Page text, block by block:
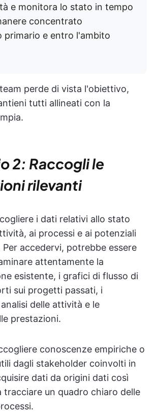
e monitora lo stato in tempo
concentrato
primario e entro l'ambito
perde di vista l'obiettivo,
tutti allineati con la
2: Raccogli le
rilevanti
i dati relativi allo stato
ai processi e ai potenziali
accedervi, potrebbe essere
attentamente la
esistente, i grafici di flusso di
sui progetti passati, i
delle attività e le
prestazioni.
conoscenze empiriche o
dagli stakeholder coinvolti in
dati da origini dati così
tracciare un quadro chiaro delle